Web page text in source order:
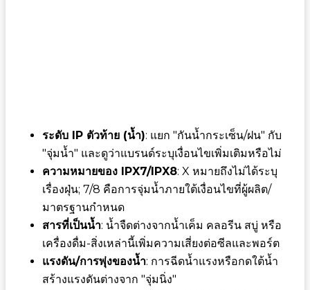
ระดับ IP ตัวท้าย (น้ำ): แยก "กันน้ำกระเซ็น/ฝน" กับ
"จุ่มน้ำ" และดูว่าแบรนด์ระบุเงื่อนไขเพิ่มเติมหรือไม่
ความหมายของ IPX7/IPX8: X หมายถึงไม่ได้ระบุ
เรื่องฝุ่น; 7/8 คือการจุ่มน้ำภายใต้เงื่อนไขที่ผู้ผลิต/
มาตรฐานกำหนด
สารที่เป็นน้ำ: น้ำจืดต่างจากน้ำเค็ม คลอรีน สบู่ หรือ
เครื่องดื่ม-สิ่งเหล่านี้เพิ่มความเสี่ยงต่อซีลและพอร์ต
แรงดัน/การพุ่งของน้ำ: การฉีดน้ำแรงหรือกดใต้น้ำ
สร้างแรงดันต่างจาก "จุ่มนิ่ง"